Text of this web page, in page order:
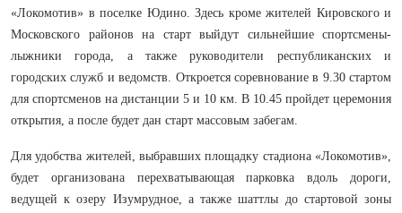
«Локомотив» в поселке Юдино. Здесь кроме жителей Кировского и
Московского районов на старт выйдут сильнейшие спортсмены-
лыжники города, а также руководители республиканских и
городских служб и ведомств. Откроется соревнование в 9.30 стартом
для спортсменов на дистанции 5 и 10 км. В 10.45 пройдет церемония
открытия, а после будет дан старт массовым забегам.
Для удобства жителей, выбравших площадку стадиона «Локомотив»,
будет организована перехватывающая парковка вдоль дороги,
ведущей к озеру Изумрудное, а также шаттлы до стартовой зоны